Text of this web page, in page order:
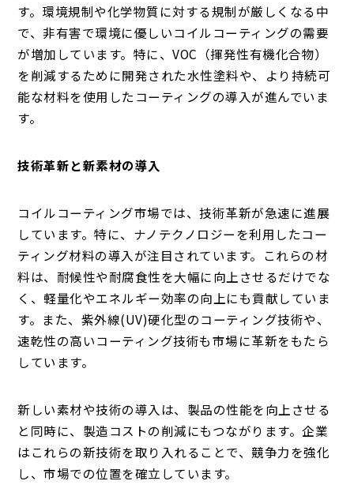
す。環境規制や化学物質に対する規制が厳しくなる中
で、非有害で環境に優しいコイルコーティングの需要
が増加しています。特に、VOC（揮発性有機化合物）
を削減するために開発された水性塗料や、より持続可
能な材料を使用したコーティングの導入が進んでいま
す。
技術革新と新素材の導入
コイルコーティング市場では、技術革新が急速に進展
しています。特に、ナノテクノロジーを利用したコー
ティング材料の導入が注目されています。これらの材
料は、耐候性や耐腐食性を大幅に向上させるだけでな
く、軽量化やエネルギー効率の向上にも貢献していま
す。また、紫外線(UV)硬化型のコーティング技術や、
速乾性の高いコーティング技術も市場に革新をもたら
しています。
新しい素材や技術の導入は、製品の性能を向上させる
と同時に、製造コストの削減にもつながります。企業
はこれらの新技術を取り入れることで、競争力を強化
し、市場での位置を確立しています。